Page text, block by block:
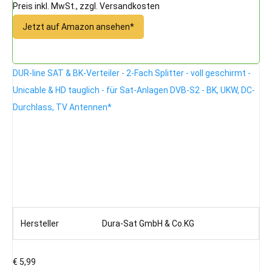
Preis inkl. MwSt., zzgl. Versandkosten
Jetzt auf Amazon ansehen*
DUR-line SAT & BK-Verteiler - 2-Fach Splitter - voll geschirmt -
Unicable & HD tauglich - für Sat-Anlagen DVB-S2 - BK, UKW, DC-
Durchlass, TV Antennen*
Hersteller Dura-Sat GmbH & Co.KG
€ 5,99